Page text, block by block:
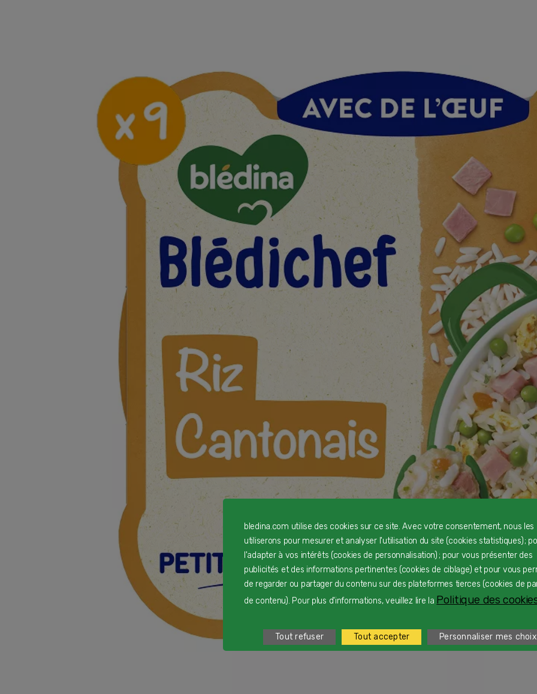
bledina.com utilise des cookies sur ce site. Avec votre consentement, nous les
utiliserons pour mesurer et analyser l'utilisation du site (cookies statistiques) ;
l'adapter à vos intérêts (cookies de personnalisation) ; pour vous présenter des
publicités et des informations pertinentes (cookies de ciblage) et pour vous
de regarder ou partager du contenu sur des plateformes tierces (cookies de
de contenu). Pour plus d'informations, veuillez lire la Politique des
Tout refuser Tout accepter Personnaliser mes choix